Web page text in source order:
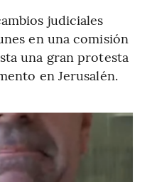
judiciales
en una comisión
una gran protesta
en Jerusalén.